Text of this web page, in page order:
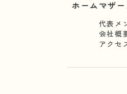
ホームマザ
代表メ
会社概
アクセ